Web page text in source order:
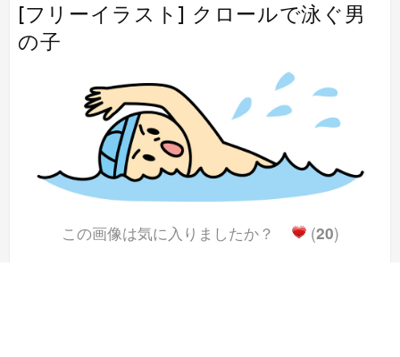
[フリーイラスト] クロールで泳ぐ男
の子
この画像は気に入りましたか？ (20)